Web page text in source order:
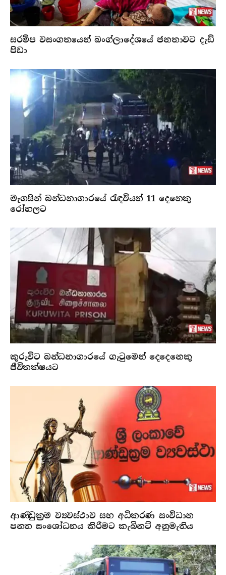
සරම්ප වසංගතයෙන් බංග්ලාදේශයේ ජනතාවට දැඩි
පිඩා
මැගසින් බන්ධනාගාරයේ රැඳවියන් 11 දෙනෙකු
රෝහලට
කුරුවිට බන්ධනාගාරයේ ගැටුමෙන් දෙදෙනෙකු
ජීවිතක්ෂයට
ආණ්ඩුක්‍රම ව්‍යවස්ථාව සහ අධිකරණ සංවිධාන
පනත සංශෝධනය කිරීමට කැබිනට් අනුමැතිය